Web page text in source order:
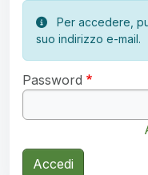
Per accedere,
suo indirizzo e-mail.
Password
Accedi